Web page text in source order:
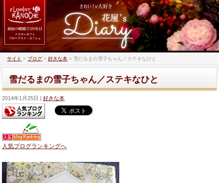
サイト > ブログ >好きな本 > 雪だるまの雪子ちゃん／ステキなひと
雪だるまの雪子ちゃん／ステキなひと
2014年1月25日 好きな本
人気ブログランキングへ